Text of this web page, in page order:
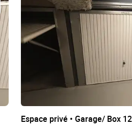
Espace privé • Garage/ Box